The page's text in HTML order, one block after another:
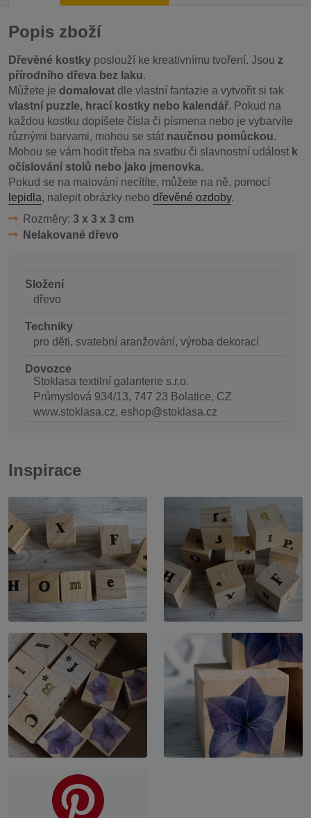
Popis zboží
Dřevěné kostky poslouží ke kreativnímu tvoření. Jsou z
přírodního dřeva bez laku.
Můžete je domalovat dle vlastní fantazie a vytvořit si tak
vlastní puzzle, hrací kostky nebo kalendář. Pokud na
každou kostku dopíšete čísla či písmena nebo je vybarvíte
různými barvami, mohou se stát naučnou pomůckou.
Mohou se vám hodit třeba na svatbu či slavnostní událost k
očíslování stolů nebo jako jmenovka.
Pokud se na malování necítíte, můžete na ně, pomocí
lepidla, nalepit obrázky nebo dřevěné ozdoby.
Rozměry: 3 x 3 x 3 cm
Nelakované dřevo
Složení
dřevo
Techniky
pro děti, svatební aranžování, výroba dekorací
Dovozce
Stoklasa textilní galanterie s.r.o.
Průmyslová 934/13, 747 23 Bolatice, CZ
www.stoklasa.cz, eshop@stoklasa.cz
Inspirace